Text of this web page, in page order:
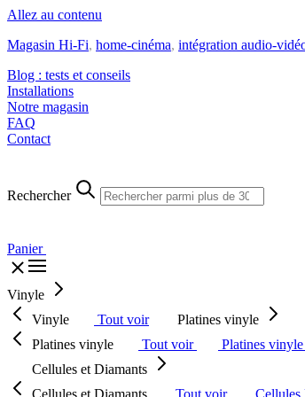
Allez au contenu
Magasin Hi-Fi, home-cinéma, intégration audio-
Blog : tests et conseils
Installations
Notre magasin
FAQ
Contact
Rechercher
Panier
Vinyle
Vinyle
Tout voir
Platines vinyle
Platines vinyle
Tout voir Platines
Cellules et Diamants
Cellules et Diamants
Tout voir